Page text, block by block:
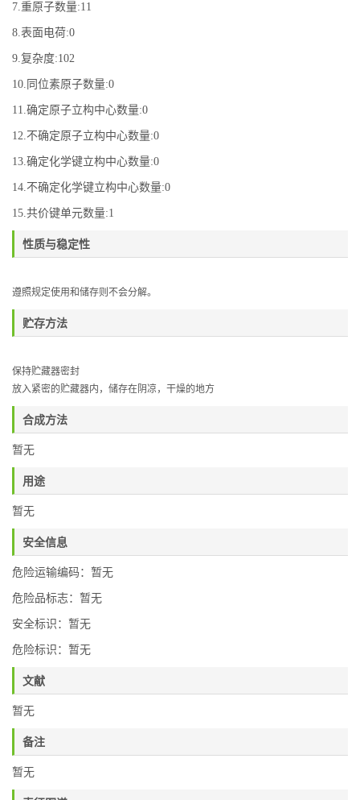
7.重原子数量:11
8.表面电荷:0
9.复杂度:102
10.同位素原子数量:0
11.确定原子立构中心数量:0
12.不确定原子立构中心数量:0
13.确定化学键立构中心数量:0
14.不确定化学键立构中心数量:0
15.共价键单元数量:1
性质与稳定性
遵照规定使用和储存则不会分解。
贮存方法
保持贮藏器密封
放入紧密的贮藏器内，储存在阴凉，干燥的地方
合成方法
暂无
用途
暂无
安全信息
危险运输编码：暂无
危险品标志：暂无
安全标识：暂无
危险标识：暂无
文献
暂无
备注
暂无